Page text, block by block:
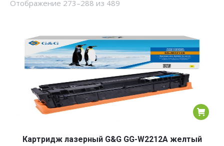
Отображение 273–288 из 489
Картридж лазерный G&G GG-W2212A желтый